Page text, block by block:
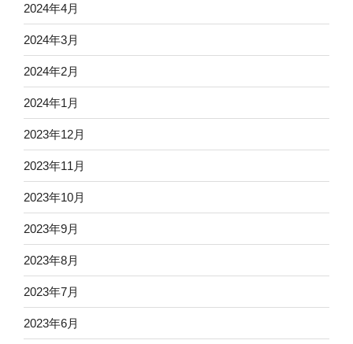
2024年4月
2024年3月
2024年2月
2024年1月
2023年12月
2023年11月
2023年10月
2023年9月
2023年8月
2023年7月
2023年6月